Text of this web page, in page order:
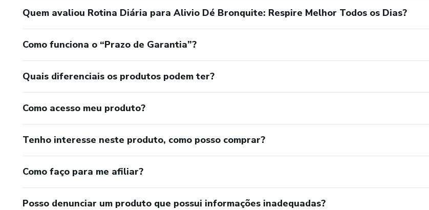
Quem avaliou Rotina Diária para Alivio Dé Bronquite: Respire Melhor Todos os Dias?
Como funciona o “Prazo de Garantia”?
Quais diferenciais os produtos podem ter?
Como acesso meu produto?
Tenho interesse neste produto, como posso comprar?
Como faço para me afiliar?
Posso denunciar um produto que possui informações inadequadas?